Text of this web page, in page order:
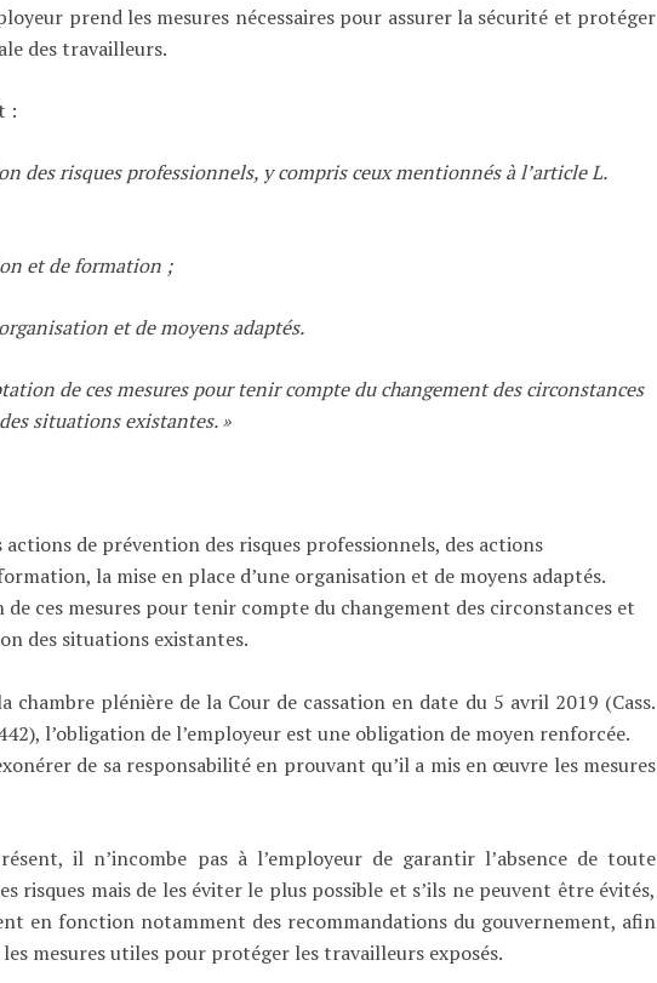
prend les mesures nécessaires pour assurer la sécurité et protéger
des travailleurs.
:
des risques professionnels, y compris ceux mentionnés à l’article L.
et de formation ;
et de moyens adaptés.
de ces mesures pour tenir compte du changement des circonstances
situations existantes. »
de prévention des risques professionnels, des actions
la mise en place d’une organisation et de moyens adaptés.
de ces mesures pour tenir compte du changement des circonstances et
des situations existantes.
chambre plénière de la Cour de cassation en date du 5 avril 2019 (Cass.
l’obligation de l’employeur est une obligation de moyen renforcée.
de sa responsabilité en prouvant qu’il a mis en œuvre les mesures
il n’incombe pas à l’employeur de garantir l’absence de toute
risques mais de les éviter le plus possible et s’ils ne peuvent être évités,
en fonction notamment des recommandations du gouvernement, afin
mesures utiles pour protéger les travailleurs exposés.